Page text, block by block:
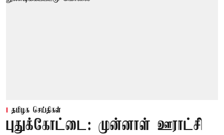
தமிழக செய்திகள்
புதுக்கோட்டை: முன்னாள் ஊராட்சி